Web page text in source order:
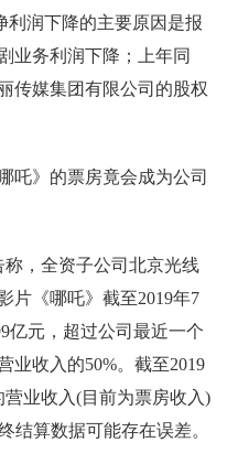
利润下降的主要原因是报
业务利润下降；上年同
传媒集团有限公司的股权
吒》的票房竟会成为公司
，全资子公司北京光线
片《哪吒》截至2019年7
亿元，超过公司最近一个
业收入的50%。截至2019
业收入(目前为票房收入)
结算数据可能存在误差。